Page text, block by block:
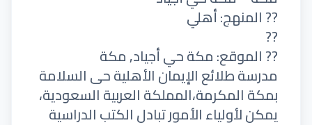
?? المنهج: أهلي
??
?? الموقع: مكة حي أجياد, مكة
مدرسة طلائع الإيمان الأهلية حى السلامة
بمكة المكرمة،المملكة العربية السعودية،
يمكن لأولياء الأمور تبادل الكتب الدراسية